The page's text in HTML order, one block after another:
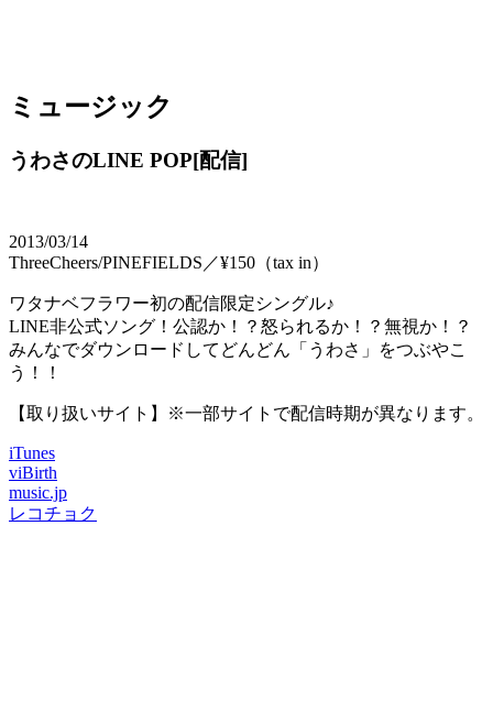
ミュージック
うわさのLINE POP[配信]
2013/03/14
ThreeCheers/PINEFIELDS／¥150（tax in）
ワタナベフラワー初の配信限定シングル♪
LINE非公式ソング！公認か！？怒られるか！？無視か！？
みんなでダウンロードしてどんどん「うわさ」をつぶやこ
う！！
【取り扱いサイト】※一部サイトで配信時期が異なります。
iTunes
viBirth
music.jp
レコチョク